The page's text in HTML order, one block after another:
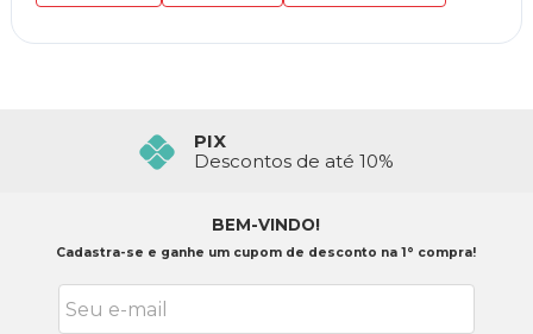
PIX
Descontos de até 10%
BEM-VINDO!
Cadastra-se e ganhe um cupom de desconto na 1° compra!